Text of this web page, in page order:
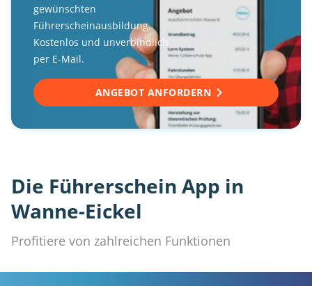
gewünschten
Führerscheinausbildung.
Kostenlos und unverbindlich
per E-Mail.
ANGEBOT ANFORDERN
Die Führerschein App in
Wanne-Eickel
Profitiere von zahlreichen Funktionen